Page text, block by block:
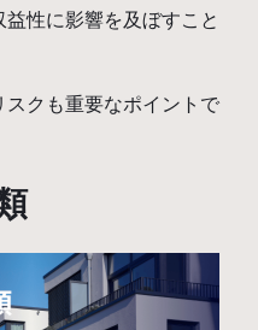
性に影響を及ぼすこと
スクも重要なポイントで